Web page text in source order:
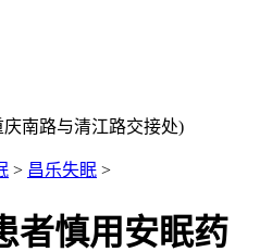
南路与清江路交接处)
> 昌乐失眠 >
者慎用安眠药